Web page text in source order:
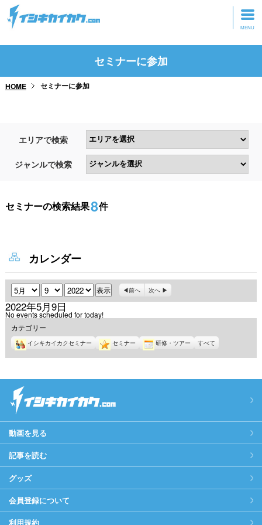
トップページ
研修・ツアーに参加
セミナーに参加
HOME セミナーに参加
エリアで検索
ジャンルで検索
セミナーの検索結果8件
カレンダー
月 日 年 前へ 次へ
2022年5月9日
No events scheduled for today!
カテゴリー
イシキカイカクセミナー セミナー 研修・ツアー すべて
動画を見る
記事を読む
グッズ
会員登録について